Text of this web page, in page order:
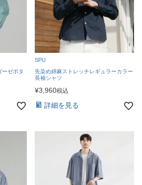
ーゼボタ
SPU
先染め綿麻ストレッチレギュラーカラー
長袖シャツ
¥3,960税込
詳細を見る